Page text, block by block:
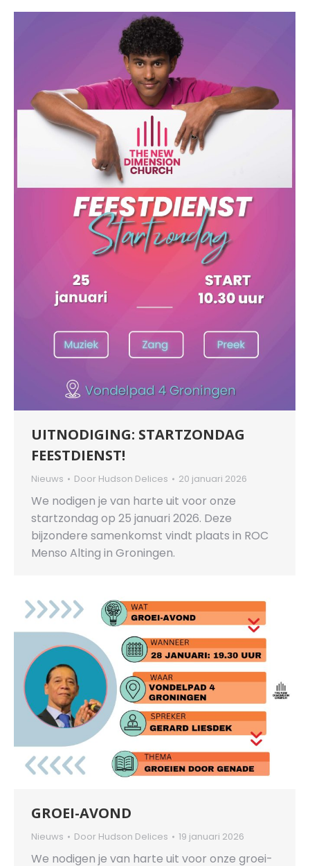
UITNODIGING: STARTZONDAG
FEESTDIENST!
Nieuws Door Hudson Delices 20 januari 2026
We nodigen je van harte uit voor onze
startzondag op 25 januari 2026. Deze
bijzondere samenkomst vindt plaats in ROC
Menso Alting in Groningen.
GROEI-AVOND
Nieuws Door Hudson Delices 19 januari 2026
We nodigen je van harte uit voor onze groei-